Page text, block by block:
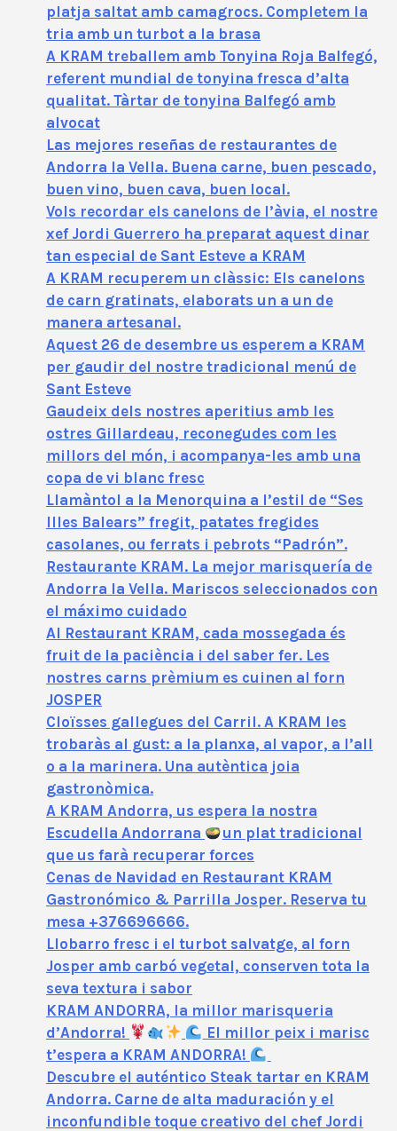
platja saltat amb camagrocs. Completem la
tria amb un turbot a la brasa
A KRAM treballem amb Tonyina Roja Balfegó,
referent mundial de tonyina fresca d’alta
qualitat. Tàrtar de tonyina Balfegó amb
alvocat
Las mejores reseñas de restaurantes de
Andorra la Vella. Buena carne, buen pescado,
buen vino, buen cava, buen local.
Vols recordar els canelons de l’àvia, el nostre
xef Jordi Guerrero ha preparat aquest dinar
tan especial de Sant Esteve a KRAM
A KRAM recuperem un clàssic: Els canelons
de carn gratinats, elaborats un a un de
manera artesanal.
Aquest 26 de desembre us esperem a KRAM
per gaudir del nostre tradicional menú de
Sant Esteve
Gaudeix dels nostres aperitius amb les
ostres Gillardeau, reconegudes com les
millors del món, i acompanya-les amb una
copa de vi blanc fresc
Llamàntol a la Menorquina a l’estil de “Ses
Illes Balears” fregit, patates fregides
casolanes, ou ferrats i pebrots “Padrón”.
Restaurante KRAM. La mejor marisquería de
Andorra la Vella. Mariscos seleccionados con
el máximo cuidado
Al Restaurant KRAM, cada mossegada és
fruit de la paciència i del saber fer. Les
nostres carns prèmium es cuinen al forn
JOSPER
Cloïsses gallegues del Carril. A KRAM les
trobaràs al gust: a la planxa, al vapor, a l’all
o a la marinera. Una autèntica joia
gastronòmica.
A KRAM Andorra, us espera la nostra
Escudella Andorrana
un plat tradicional
que us farà recuperar forces
Cenas de Navidad en Restaurant KRAM
Gastronómico & Parrilla Josper. Reserva tu
mesa +376696666.
Llobarro fresc i el turbot salvatge, al forn
Josper amb carbó vegetal, conserven tota la
seva textura i sabor
KRAM ANDORRA, la millor marisqueria
d’Andorra!
El millor peix i marisc
t’espera a KRAM ANDORRA!
Descubre el auténtico Steak tartar en KRAM
Andorra. Carne de alta maduración y el
inconfundible toque creativo del chef Jordi